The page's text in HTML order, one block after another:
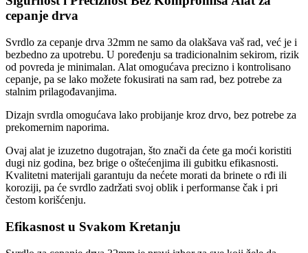
cepanje drva
Svrdlo za cepanje drva 32mm ne samo da olakšava vaš rad, već je i
bezbedno za upotrebu. U poređenju sa tradicionalnim sekirom, rizik
od povreda je minimalan. Alat omogućava precizno i kontrolisano
cepanje, pa se lako možete fokusirati na sam rad, bez potrebe za
stalnim prilagođavanjima.
Dizajn svrdla omogućava lako probijanje kroz drvo, bez potrebe za
prekomernim naporima.
Ovaj alat je izuzetno dugotrajan, što znači da ćete ga moći koristiti
dugi niz godina, bez brige o oštećenjima ili gubitku efikasnosti.
Kvalitetni materijali garantuju da nećete morati da brinete o rđi ili
koroziji, pa će svrdlo zadržati svoj oblik i performanse čak i pri
čestom korišćenju.
Efikasnost u Svakom Kretanju